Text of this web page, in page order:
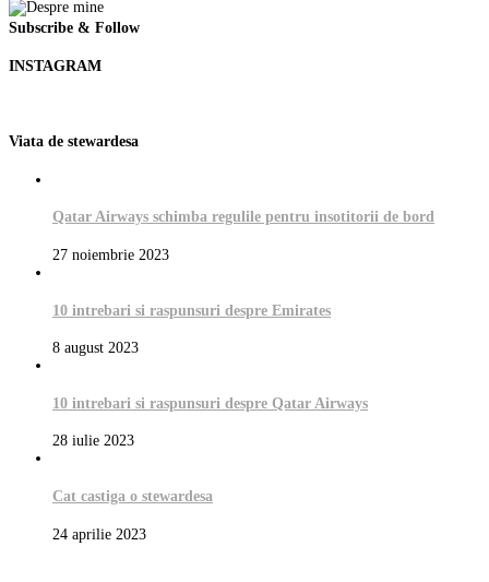
Subscribe & Follow
INSTAGRAM
Viata de stewardesa
Qatar Airways schimba regulile pentru insotitorii de bord
27 noiembrie 2023
10 intrebari si raspunsuri despre Emirates
8 august 2023
10 intrebari si raspunsuri despre Qatar Airways
28 iulie 2023
Cat castiga o stewardesa
24 aprilie 2023